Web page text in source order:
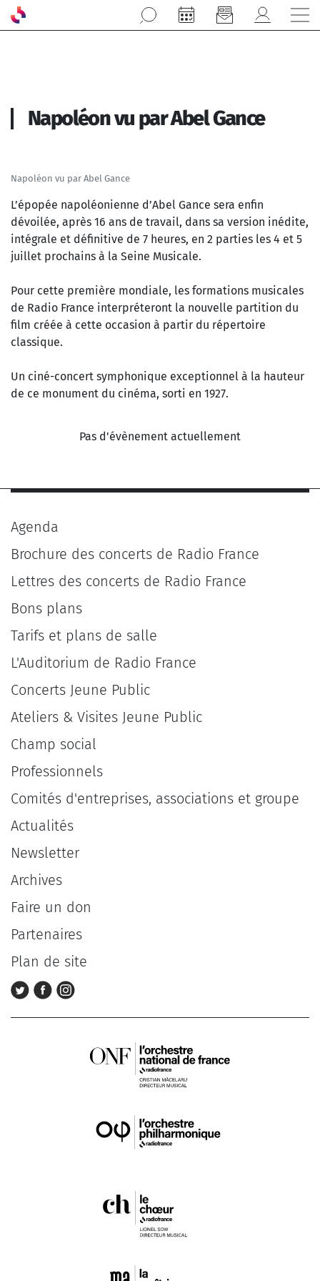
Aller au contenu principal
Napoléon vu par Abel Gance
Napoléon vu par Abel Gance
L’épopée napoléonienne d’Abel Gance sera enfin
dévoilée, après 16 ans de travail, dans sa version inédite,
intégrale et définitive de 7 heures, en 2 parties les 4 et 5
juillet prochains à la Seine Musicale.
Pour cette première mondiale, les formations musicales
de Radio France interpréteront la nouvelle partition du
film créée à cette occasion à partir du répertoire
classique.
Un ciné-concert symphonique exceptionnel à la hauteur
de ce monument du cinéma, sorti en 1927.
Pas d'évènement actuellement
Agenda
Brochure des concerts de Radio France
Lettres des concerts de Radio France
Bons plans
Tarifs et plans de salle
L'Auditorium de Radio France
Concerts Jeune Public
Ateliers & Visites Jeune Public
Champ social
Professionnels
Comités d'entreprises, associations et groupe
Actualités
Newsletter
Archives
Faire un don
Partenaires
Plan de site